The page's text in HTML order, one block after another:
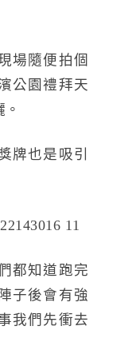
場隨便拍個
公園禮拜天
牌也是吸引
都知道跑完
子後會有強
我們先衝去